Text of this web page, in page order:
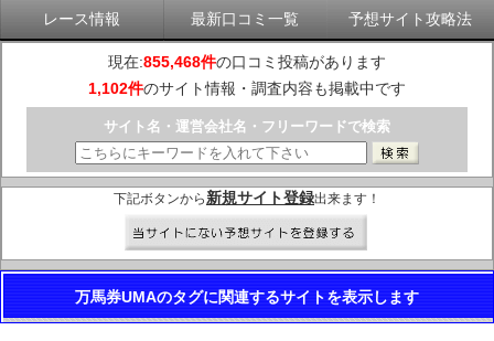
レース情報 最新口コミ一覧 予想サイト攻略法
現在:855,468件の口コミ投稿があります
1,102件のサイト情報・調査内容も掲載中です
サイト名・運営会社名・フリーワードで検索
下記ボタンから 新規サイト登録出来ます！
万馬券UMAのタグに関連するサイトを表示します